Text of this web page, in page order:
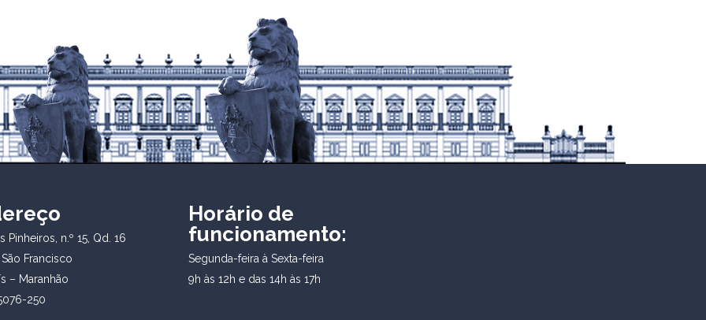
Pinheiros, n.º 15, Qd. 16
Francisco
– Maranhão
250
Horário de
funcionamento:
Segunda-feira à Sexta-feira
9h às 12h e das 14h às 17h